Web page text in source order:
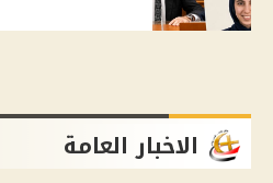
الاخبار العامة